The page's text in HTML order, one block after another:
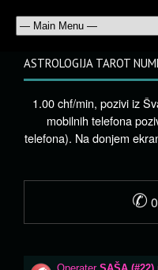
ASTROLOGIJA TAROT
1.00 chf/min, pozivi iz
mobilnih telefona
telefona). Na donjem
✆